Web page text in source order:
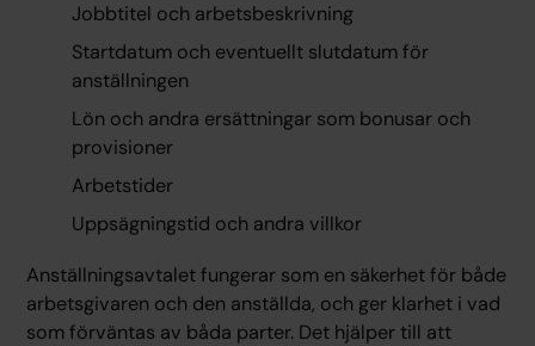
Jobbtitel och arbetsbeskrivning
Startdatum och eventuellt slutdatum för
anställningen
Lön och andra ersättningar som bonusar och
provisioner
Arbetstider
Uppsägningstid och andra villkor
Anställningsavtalet fungerar som en säkerhet för både
arbetsgivaren och den anställda, och ger klarhet i vad
som förväntas av båda parter. Det hjälper till att